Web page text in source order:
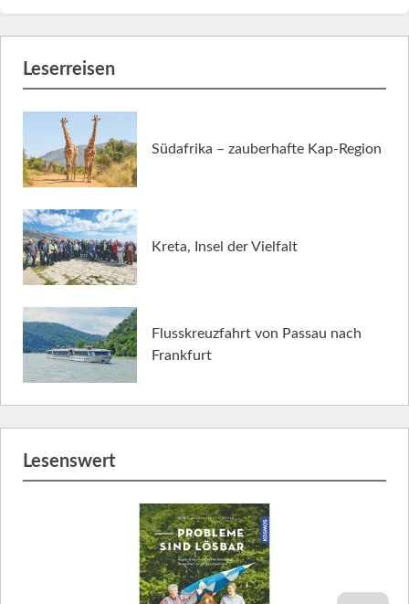
Leserreisen
Südafrika – zauberhafte Kap-Region
Kreta, Insel der Vielfalt
Flusskreuzfahrt von Passau nach
Frankfurt
Lesenswert